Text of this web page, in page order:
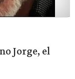
Jorge, el